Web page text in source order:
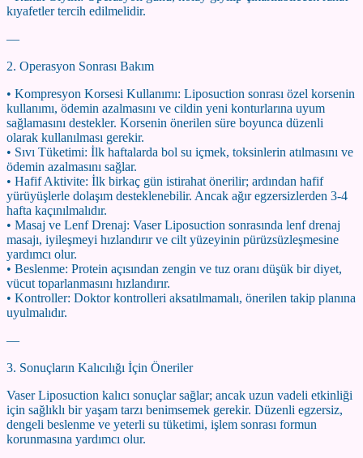
kıyafetler tercih edilmelidir.
—
2. Operasyon Sonrası Bakım
• Kompresyon Korsesi Kullanımı: Liposuction sonrası özel korsenin
kullanımı, ödemin azalmasını ve cildin yeni konturlarına uyum
sağlamasını destekler. Korsenin önerilen süre boyunca düzenli
olarak kullanılması gerekir.
• Sıvı Tüketimi: İlk haftalarda bol su içmek, toksinlerin atılmasını ve
ödemin azalmasını sağlar.
• Hafif Aktivite: İlk birkaç gün istirahat önerilir; ardından hafif
yürüyüşlerle dolaşım desteklenebilir. Ancak ağır egzersizlerden 3-4
hafta kaçınılmalıdır.
• Masaj ve Lenf Drenaj: Vaser Liposuction sonrasında lenf drenaj
masajı, iyileşmeyi hızlandırır ve cilt yüzeyinin pürüzsüzleşmesine
yardımcı olur.
• Beslenme: Protein açısından zengin ve tuz oranı düşük bir diyet,
vücut toparlanmasını hızlandırır.
• Kontroller: Doktor kontrolleri aksatılmamalı, önerilen takip planına
uyulmalıdır.
—
3. Sonuçların Kalıcılığı İçin Öneriler
Vaser Liposuction kalıcı sonuçlar sağlar; ancak uzun vadeli etkinliği
için sağlıklı bir yaşam tarzı benimsemek gerekir. Düzenli egzersiz,
dengeli beslenme ve yeterli su tüketimi, işlem sonrası formun
korunmasına yardımcı olur.